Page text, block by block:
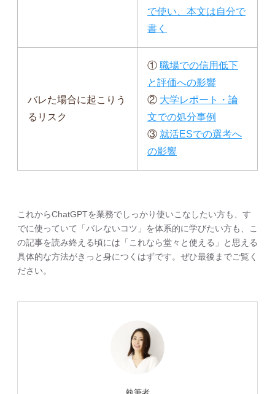
で使い、本文は自分で
書く
バレた場合に起こりう
るリスク
① 職場での信用低下
と評価への影響
② 大学レポート・論
文での処分事例
③ 就活ESでの選考へ
の影響
これからChatGPTを業務でしっかり使いこなしたい方も、す
でに使っていて「バレないコツ」を体系的に学びたい方も、こ
の記事を読み終える頃には「これなら堂々と使える」と思える
具体的な方法がきっと身につくはずです。ぜひ最後までご覧く
ださい。